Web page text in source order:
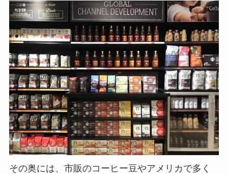
その奥には、市販のコーヒー豆やアメリカで多く